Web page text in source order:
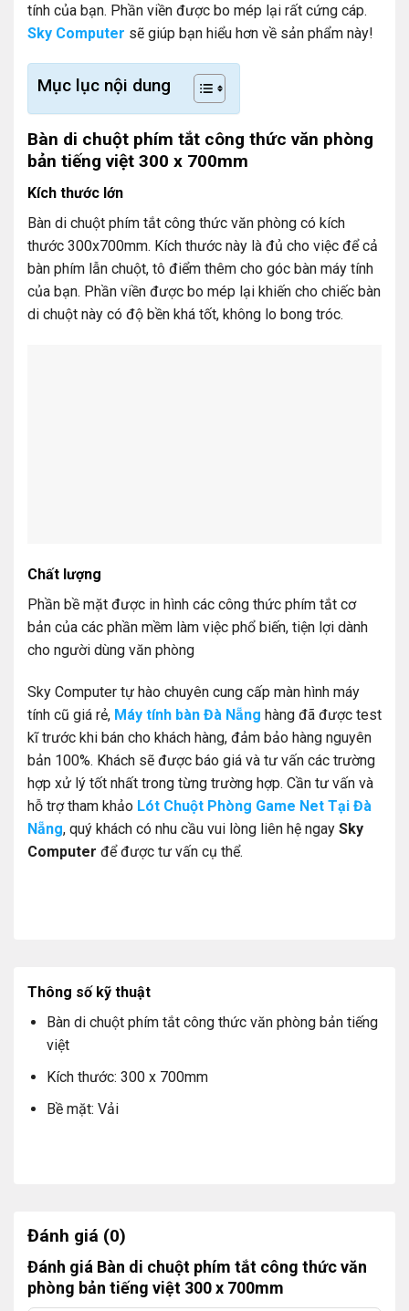
tính của bạn. Phần viền được bo mép lại rất cứng cáp.
Sky Computer sẽ giúp bạn hiểu hơn về sản phẩm này!
Mục lục nội dung
Bàn di chuột phím tắt công thức văn phòng
bản tiếng việt 300 x 700mm
Kích thước lớn
Bàn di chuột phím tắt công thức văn phòng có kích
thước 300x700mm. Kích thước này là đủ cho việc để cả
bàn phím lẫn chuột, tô điểm thêm cho góc bàn máy tính
của bạn. Phần viền được bo mép lại khiến cho chiếc bàn
di chuột này có độ bền khá tốt, không lo bong tróc.
Chất lượng
Phần bề mặt được in hình các công thức phím tắt cơ
bản của các phần mềm làm việc phổ biến, tiện lợi dành
cho người dùng văn phòng
Sky Computer tự hào chuyên cung cấp màn hình máy
tính cũ giá rẻ, Máy tính bàn Đà Nẵng hàng đã được test
kĩ trước khi bán cho khách hàng, đảm bảo hàng nguyên
bản 100%. Khách sẽ được báo giá và tư vấn các trường
hợp xử lý tốt nhất trong từng trường hợp. Cần tư vấn và
hỗ trợ tham khảo Lót Chuột Phòng Game Net Tại Đà
Nẵng, quý khách có nhu cầu vui lòng liên hệ ngay Sky
Computer để được tư vấn cụ thể.
Thông số kỹ thuật
Bàn di chuột phím tắt công thức văn phòng bản tiếng
việt
Kích thước: 300 x 700mm
Bề mặt: Vải
Đánh giá (0)
Đánh giá Bàn di chuột phím tắt công thức văn
phòng bản tiếng việt 300 x 700mm